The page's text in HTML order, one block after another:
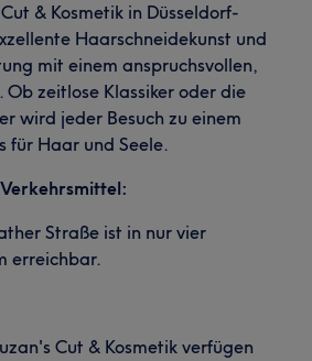
& Kosmetik in Düsseldorf-
Haarschneidekunst und
mit einem anspruchsvollen,
Ob zeitlose Klassiker oder die
wird jeder Besuch zu einem
für Haar und Seele.
Straße ist in nur vier
erreichbar.
Cut & Kosmetik verfügen